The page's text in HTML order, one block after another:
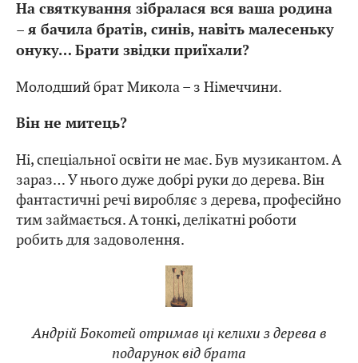
На святкування зібралася вся ваша родина
– я бачила братів, синів, навіть малесеньку
онуку… Брати звідки приїхали?
Молодший брат Микола – з Німеччини.
Він не митець?
Ні, спеціальної освіти не має. Був музикантом. А
зараз… У нього дуже добрі руки до дерева. Він
фантастичні речі виробляє з дерева, професійно
тим займається. А тонкі, делікатні роботи
робить для задоволення.
Андрій Бокотей отримав ці келихи з дерева в
подарунок від брата